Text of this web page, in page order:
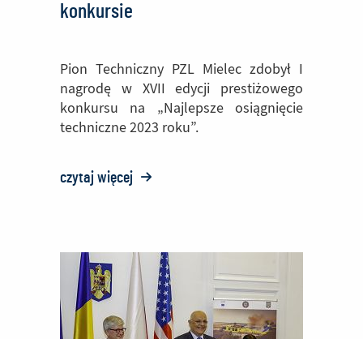
konkursie
Pion Techniczny PZL Mielec zdobył I
nagrodę w XVII edycji prestiżowego
konkursu na „Najlepsze osiągnięcie
techniczne 2023 roku”.
czytaj więcej o:
zdobywa
pierwszą
nagrodę
w